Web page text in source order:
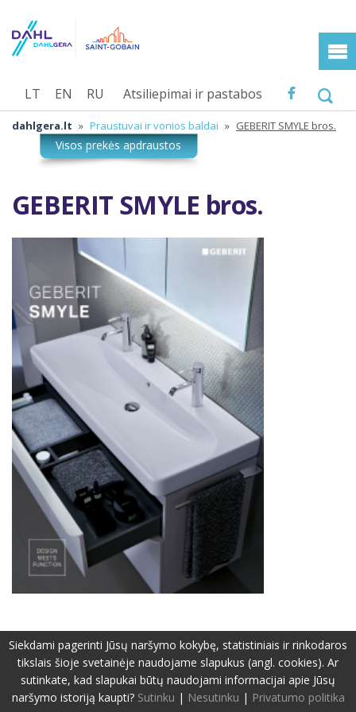
Atsiliepimai ir pastabos
LT EN RU
dahlgera.lt » Praustuvai ir vonios baldai » GEBERIT SMYLE bros.
GEBERIT SMYLE bros.
©2019-2026 Visos teisės apsaugotos.Privatumo politika
Svetainę sukūrė:
www.pepa.lt
Siekdami pagerinti Jūsų naršymo kokybę, statistiniais ir rinkodaros
tikslais šioje svetainėje naudojame slapukus (angl. cookies). Ar
sutinkate, kad slapukai būtų naudojami informacijai apie Jūsų
naršymo istoriją kaupti? Sutinku | Nesutinku | Privatumo politika